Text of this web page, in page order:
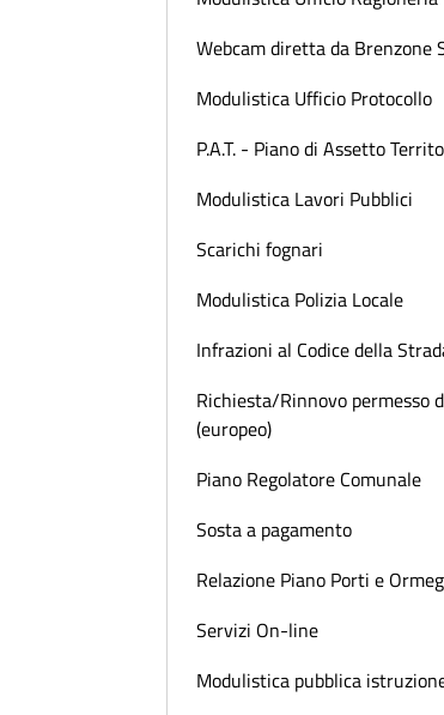
Webcam diretta da Brenzone
Modulistica Ufficio Protocollo
P.A.T. - Piano di Assetto
Modulistica Lavori Pubblici
Scarichi fognari
Modulistica Polizia Locale
Infrazioni al Codice della
Richiesta/Rinnovo permesso
(europeo)
Piano Regolatore Comunale
Sosta a pagamento
Relazione Piano Porti e
Servizi On-line
Modulistica pubblica